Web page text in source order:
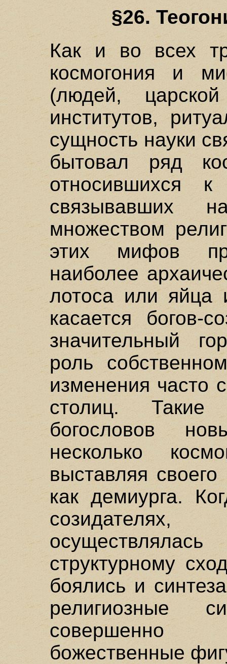
§26.
Как и во всех
космогония и
(людей,
институтов,
сущность науки
бытовал ряд
относившихся
связывавших
множеством
этих мифов
наиболее
лотоса или яйца
касается богов-
значительный
роль
изменения часто
столиц. Такие
богословов
несколько
выставляя своего
как демиурга.
структурному
боялись и
религиозные
совершенно
божественные